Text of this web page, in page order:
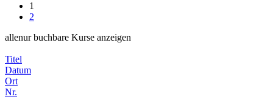
1
2
allenur buchbare Kurse anzeigen
Titel
Datum
Ort
Nr.